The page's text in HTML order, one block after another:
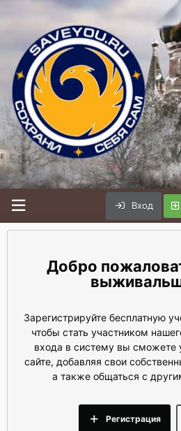
Вход
Зарегистрируйте бесплатную
чтобы стать участником
входа в систему вы сможете
сайте, добавляя свои
а также общаться с
Регистрация